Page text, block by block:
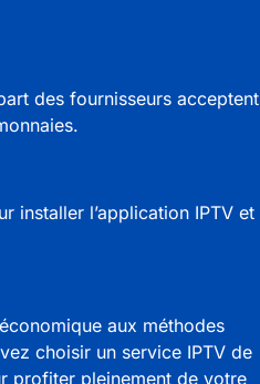
des fournisseurs acceptent
installer l’application IPTV et
aux méthodes
choisir un service IPTV de
profiter pleinement de votre